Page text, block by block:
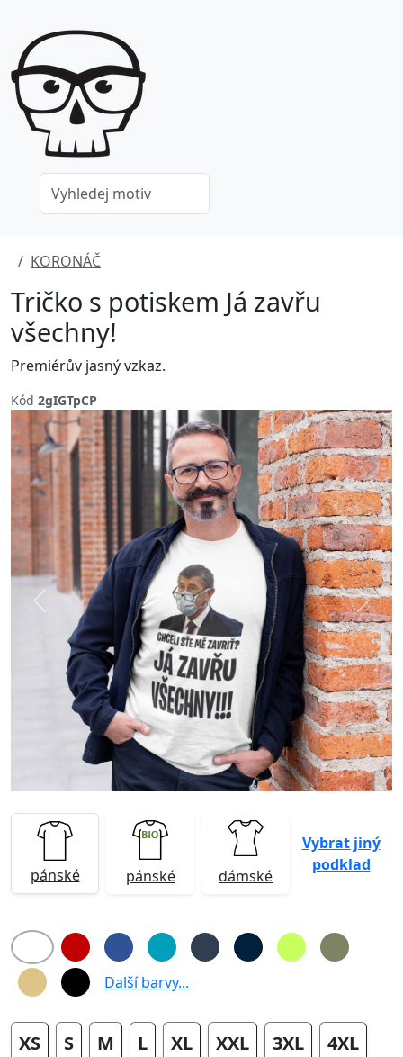
Previous Next
KORONÁČ
Tričko s potiskem Já zavřu
všechny!
Premiérův jasný vzkaz.
Kód 2gIGTpCP
pánské pánské dámské
Vybrat jiný
podklad
Další barvy...
XS S M L XL XXL 3XL 4XL